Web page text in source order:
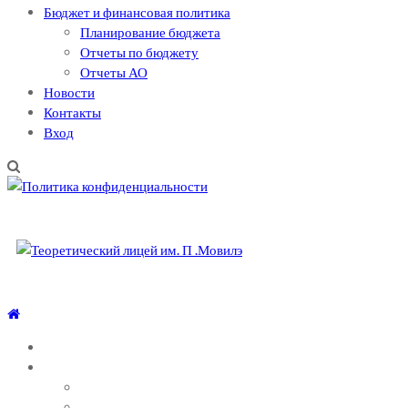
Бюджет и финансовая политика
Планирование бюджета
Отчеты по бюджету
Отчеты АО
Новости
Контакты
Вход